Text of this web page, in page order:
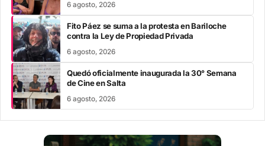
6 agosto, 2026
Fito Páez se suma a la protesta en Bariloche
contra la Ley de Propiedad Privada
6 agosto, 2026
Quedó oficialmente inaugurada la 30° Semana
de Cine en Salta
6 agosto, 2026